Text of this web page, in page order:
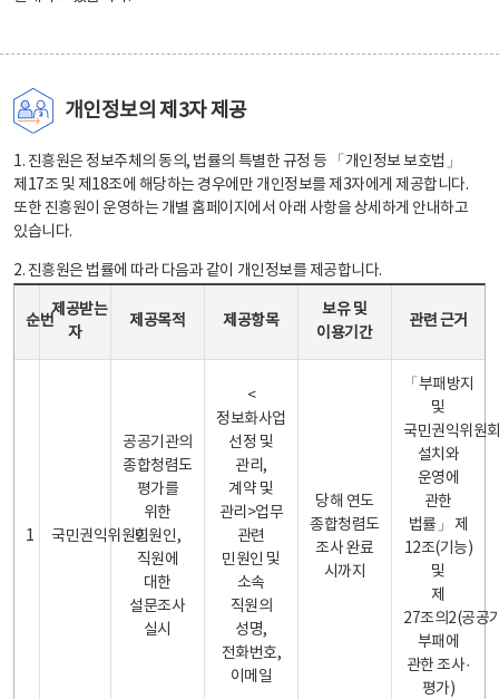
개인정보의 제3자 제공
1. 진흥원은 정보주체의 동의, 법률의 특별한 규정 등 「개인정보 보호법」
제17조 및 제18조에 해당하는 경우에만 개인정보를 제3자에게 제공합니다.
또한 진흥원이 운영하는 개별 홈페이지에서 아래 사항을 상세하게 안내하고
있습니다.
2. 진흥원은 법률에 따라 다음과 같이 개인정보를 제공합니다.
순번
제공받는
자
제공목적 제공항목
보유 및
이용기간
관련 근거
1 국민권익위원회
공공기관의
종합청렴도
평가를
위한
민원인,
직원에
대한
설문조사
실시
<
정보화사업
선정 및
관리,
계약 및
관리>업무
관련
민원인 및
소속
직원의
성명,
전화번호,
이메일
당해 연도
종합청렴도
조사 완료
시까지
「부패방지
및
국민권익위원
설치와
운영에
관한
법률」 제
12조(기능)
및
제
27조의2(공공
부패에
관한 조사·
평가)